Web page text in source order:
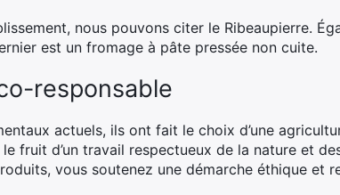
nous pouvons citer le Ribeaupierre.
est un fromage à pâte pressée non cuite.
responsable
actuels, ils ont fait le choix d’une
fruit d’un travail respectueux de la nature et
vous soutenez une démarche éthique et